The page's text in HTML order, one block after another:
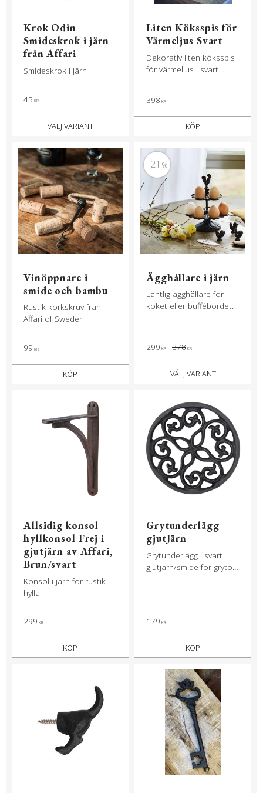
Krok Odin –
Smideskrok i järn
från Affari
Smideskrok i järn
45 KR
Liten Köksspis för
Värmeljus Svart
Dekorativ liten köksspis
för värmeljus i svart
398 KR
KÖP
Vinöppnare i
smide och bambu
Rustik korkskruv från
Affari of Sweden
99 KR
KÖP
Ägghållare i järn
Lantlig ägghållare för
köket eller buffébordet.
299 KR 378KR
21 %
Allsidig konsol –
hyllkonsol Frej i
gjutjärn av Affari,
Brun/svart
Konsol i järn för rustik
hylla
299 KR
KÖP
Grytunderlägg
gjutJärn
Grytunderlägg i svart
gjutjärn/smide för grytor
179 KR
KÖP